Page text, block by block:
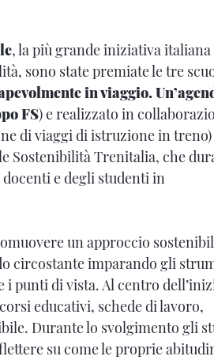
, la più grande iniziativa
sono state premiate le tre
in viaggio.
FS) e realizzato in
di viaggi di istruzione in treno)
Sostenibilità Trenitalia, che
e degli studenti in
un approccio
circostante imparando gli
i punti di vista. Al centro
educativi, schede di lavoro,
Durante lo svolgimento gli
su come le proprie